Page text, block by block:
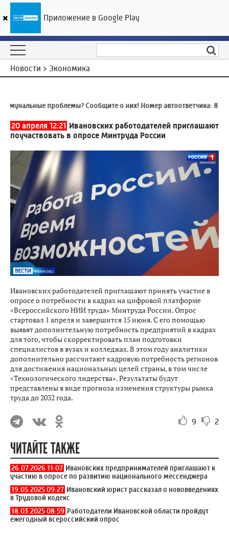
ГТРК «Ивтелерадио»
Новости > Экономика
проблемы? Сообщите о них! Номер автоответчика:8
20 апреля 12:21 Ивановских работодателей приглашают
поучаствовать в опросе Минтруда России
Ивановских работодателей приглашают принять участие в
опросе о потребности в кадрах на цифровой платформе
«Всероссийского НИИ труда» Минтруда России. Опрос
стартовал 1 апреля и завершится 15 июня. С его помощью
выявят дополнительную потребность предприятий в кадрах
для того, чтобы скорректировать план подготовки
специалистов в вузах и колледжах. В этом году аналитики
дополнительно рассчитают кадровую потребность регионов
для достижения национальных целей страны, в том числе
«Технологического лидерства». Результаты будут
представлены в виде прогноза изменения структуры рынка
труда до 2032 года.
9 2
ЧИТАЙТЕ ТАКЖЕ
26.07.2026 11:07 Ивановских предпринимателей приглашают к
участию в опросе по развитию национального мессенджера
19.05.2025 09:27 Ивановский юрист рассказал о нововведениях
в Трудовой кодекс
18.03.2025 08:59 Работодатели Ивановской области пройдут
ежегодный всероссийский опрос
Приложение в Google Play